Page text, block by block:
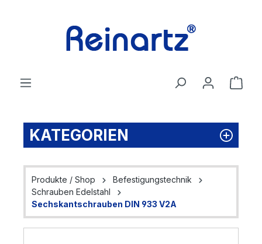
KATEGORIEN
Produkte / Shop
Befestigungstechnik
Schrauben Edelstahl
Sechskantschrauben DIN 933 V2A